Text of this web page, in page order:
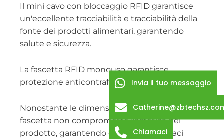
Il mini cavo con bloccaggio RFID garantisce
un'eccellente tracciabilità e tracciabilità della
fonte dei prodotti alimentari, garantendo
salute e sicurezza.
La fascetta RFID monouso garantisce
protezione anticontraffazione e antifurto.
Nonostante le dimensioni ridotte, la micro
fascetta non compromette l'estetica del
prodotto, garantendo comunque efficaci
Invia il tuo messaggio
Chiamaci